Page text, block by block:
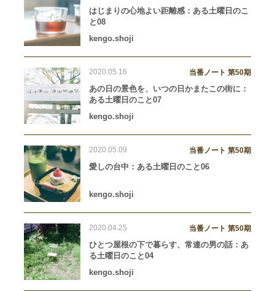
はじまりの心地よい距離感：ある土曜日のこ
と08
kengo.shoji
2020.05.16 当番ノート 第50期
あの日の景色を、いつの日かまたこの街に：
ある土曜日のこと07
kengo.shoji
2020.05.09 当番ノート 第50期
愛しの台中：ある土曜日のこと06
kengo.shoji
2020.04.25 当番ノート 第50期
ひとつ屋根の下で暮らす、常連の男の話：あ
る土曜日のこと04
kengo.shoji